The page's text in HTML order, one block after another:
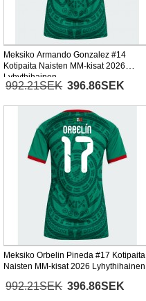
Meksiko Armando Gonzalez #14
Kotipaita Naisten MM-kisat 2026
Lyhythihainen
992.21SEK 396.86SEK
Meksiko Orbelin Pineda #17 Kotipaita
Naisten MM-kisat 2026 Lyhythihainen
992.21SEK 396.86SEK